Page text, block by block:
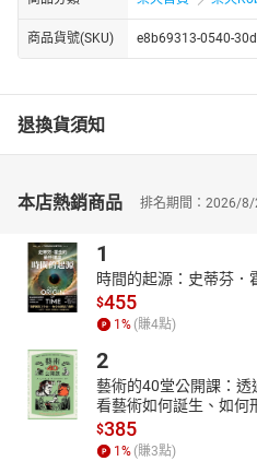
商品貨號(SKU) e8b69313-0540-
退換貨須知
本店熱銷商品 排名期間：2026/
1
時間的起源：史蒂芬．
$455
1 % (賺4點)
2
藝術的40堂公開課：透
看藝術如何誕生、如何
$385
1 % (賺3點)